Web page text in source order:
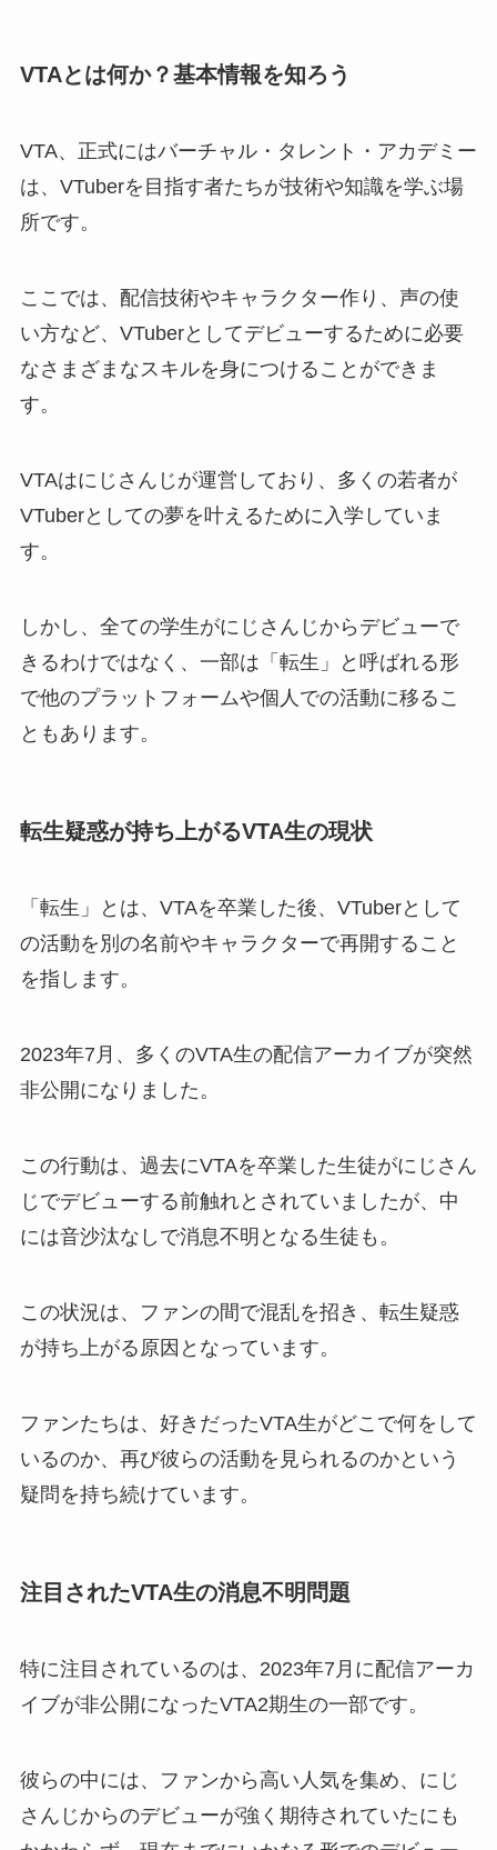
VTAとは何か？基本情報を知ろう
VTA、正式にはバーチャル・タレント・アカデミー
は、VTuberを目指す者たちが技術や知識を学ぶ場
所です。
ここでは、配信技術やキャラクター作り、声の使
い方など、VTuberとしてデビューするために必要
なさまざまなスキルを身につけることができま
す。
VTAはにじさんじが運営しており、多くの若者が
VTuberとしての夢を叶えるために入学していま
す。
しかし、全ての学生がにじさんじからデビューで
きるわけではなく、一部は「転生」と呼ばれる形
で他のプラットフォームや個人での活動に移るこ
ともあります。
転生疑惑が持ち上がるVTA生の現状
「転生」とは、VTAを卒業した後、VTuberとして
の活動を別の名前やキャラクターで再開すること
を指します。
2023年7月、多くのVTA生の配信アーカイブが突然
非公開になりました。
この行動は、過去にVTAを卒業した生徒がにじさん
じでデビューする前触れとされていましたが、中
には音沙汰なしで消息不明となる生徒も。
この状況は、ファンの間で混乱を招き、転生疑惑
が持ち上がる原因となっています。
ファンたちは、好きだったVTA生がどこで何をして
いるのか、再び彼らの活動を見られるのかという
疑問を持ち続けています。
注目されたVTA生の消息不明問題
特に注目されているのは、2023年7月に配信アーカ
イブが非公開になったVTA2期生の一部です。
彼らの中には、ファンから高い人気を集め、にじ
さんじからのデビューが強く期待されていたにも